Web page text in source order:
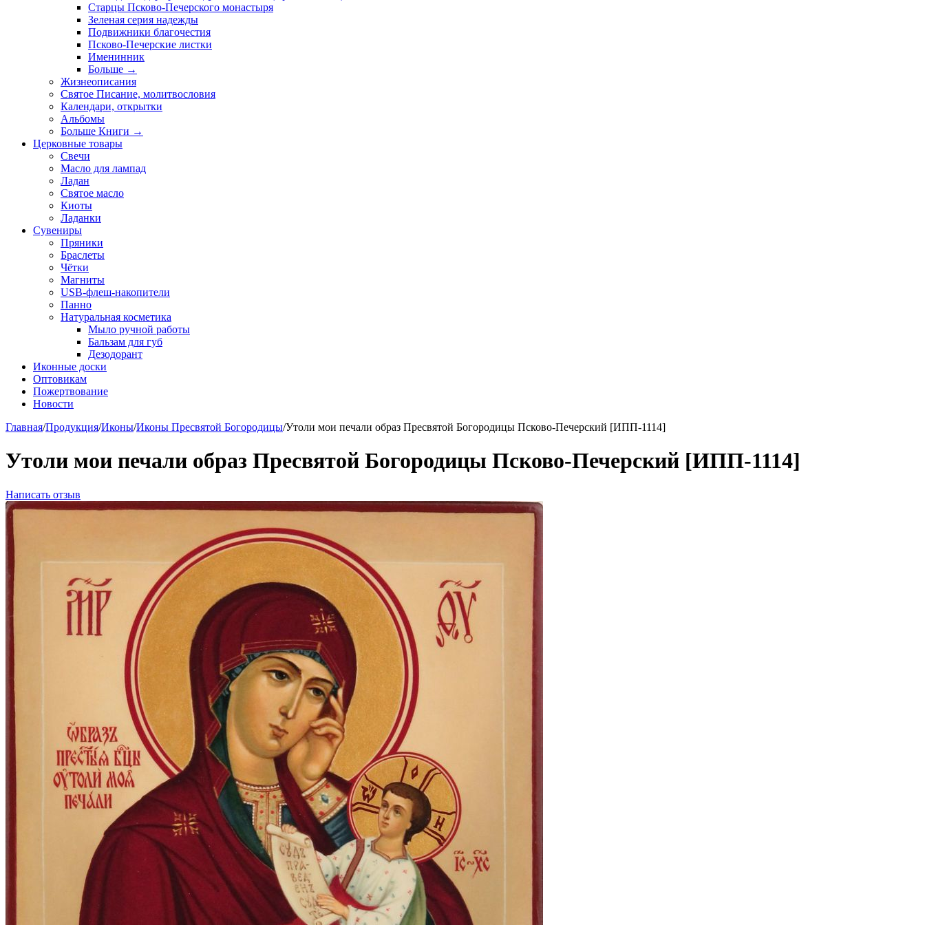
Старцы Псково-Печерского монастыря
Зеленая серия надежды
Подвижники благочестия
Псково-Печерские листки
Именинник
Больше →
Жизнеописания
Святое Писание, молитвословия
Календари, открытки
Альбомы
Больше Книги →
Церковные товары
Свечи
Масло для лампад
Ладан
Святое масло
Киоты
Ладанки
Сувениры
Пряники
Браслеты
Чётки
Магниты
USB-флеш-накопители
Панно
Натуральная косметика
Мыло ручной работы
Бальзам для губ
Дезодорант
Иконные доски
Оптовикам
Пожертвование
Новости
Главная/Продукция/Иконы/Иконы Пресвятой Богородицы/Утоли мои печали образ Пресвятой Богородицы Псково-Печерский [ИПП-1114]
Утоли мои печали образ Пресвятой Богородицы Псково-Печерский [ИПП-1114]
Написать отзыв